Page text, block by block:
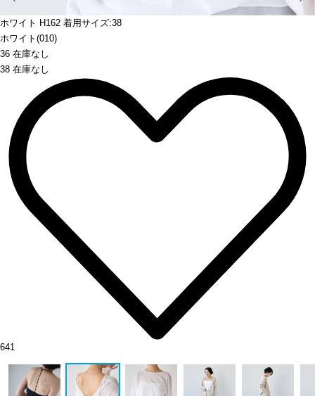
ホワイト H162 着用サイズ:38
ホワイト(010)
36 在庫なし
38 在庫なし
641